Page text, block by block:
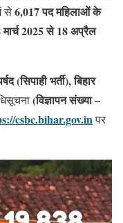
से6,017 पद महिलाओं के
मार्च 2025 से 18 अप्रैल
(सिपाही भर्ती), बिहार
(विज्ञापन संख्या –
csbc.bihar.gov.inपर